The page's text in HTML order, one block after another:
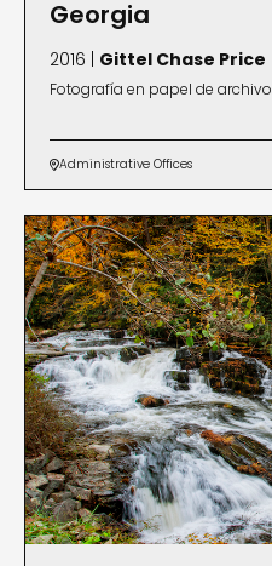
Georgia
2016 | Gittel Chase Price
Fotografía en papel de archivo
Administrative Offices